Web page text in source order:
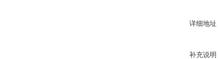
详细地址
补充说明